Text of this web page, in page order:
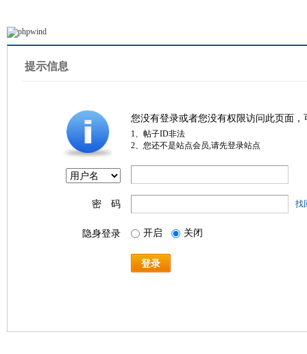
提示信息
您没有登录或者您没有权限访问此页面
1、帖子ID非法
2、您还不是站点会员,请先登录站点
密 码 找
隐身登录 开启 关闭
登录